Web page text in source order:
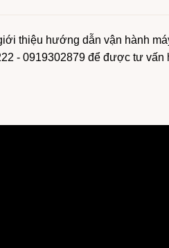
Hóa chất
thiệu hướng dẫn vận hành
- 0919302879 để được tư vấn